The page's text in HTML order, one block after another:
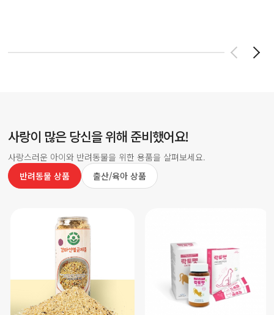
사랑이 많은 당신을 위해 준비했어요!
사랑스러운 아이와 반려동물을 위한 용품을 살펴보세요.
반려동물 상품
출산/육아 상품